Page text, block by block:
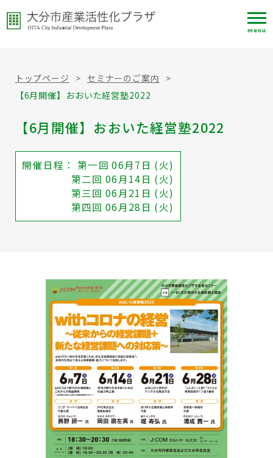
menu
トップページ > セミナーのご案内
>
【6月開催】おおいた経営塾2022
【6月開催】おおいた経営塾2022
開催日程： 第一回 06月7日 (火)
第二回 06月14日 (火)
第三回 06月21日 (火)
第四回 06月28日 (火)